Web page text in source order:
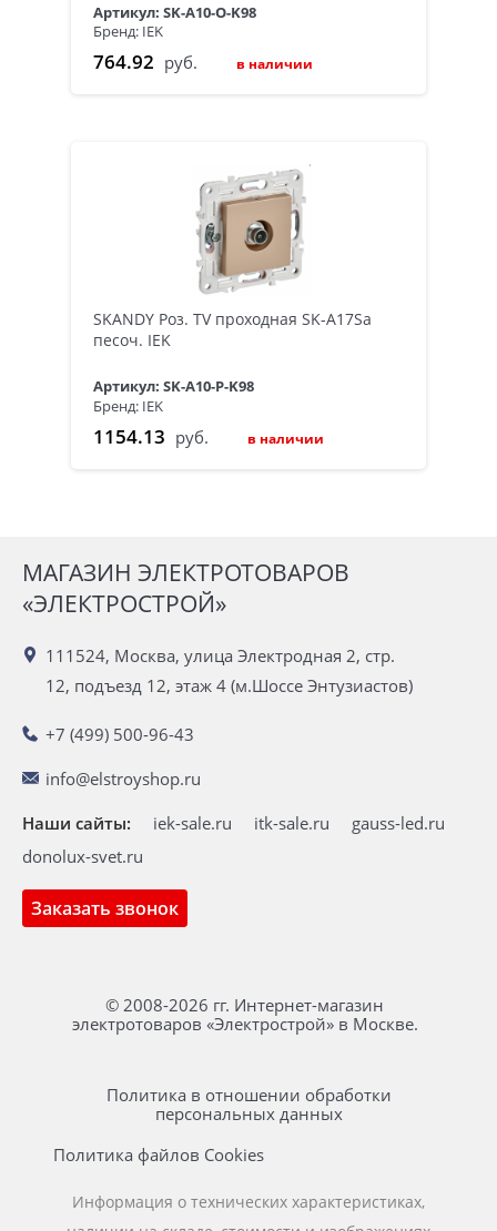
Артикул: SK-A10-O-K98
Бренд: IEK
764.92 руб. в наличии
SKANDY Роз. TV проходная SK-A17Sa
песоч. IEK
Артикул: SK-A10-P-K98
Бренд: IEK
1154.13 руб. в наличии
МАГАЗИН ЭЛЕКТРОТОВАРОВ
«ЭЛЕКТРОСТРОЙ»
111524, Москва, улица Электродная 2, стр.
12, подъезд 12, этаж 4 (м.Шоссе Энтузиастов)
+7 (499) 500-96-43
info@elstroyshop.ru
Заказать звонок
Наши сайты: iek-sale.ru itk-sale.ru
gauss-led.ru
donolux-svet.ru
© 2008-2026 гг. Интернет-магазин
электротоваров «Электрострой» в Москве.
Политика в отношении обработки
персональных данных
Политика файлов Cookies
Информация о технических характеристиках,